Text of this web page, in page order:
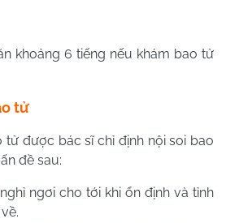
khoảng 6 tiếng nếu khám bao tử
tử
tử được bác sĩ chỉ định nội soi bao
đề sau:
ngơi cho tới khi ổn định và tỉnh